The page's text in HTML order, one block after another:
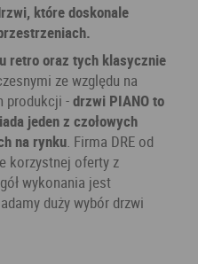
które doskonale
retro oraz tych klasycznie
ze względu na
produkcji -drzwi PIANO to
jeden z czołowych
na rynku. Firma DRE od
korzystnej oferty z
wykonania jest
duży wybór drzwi